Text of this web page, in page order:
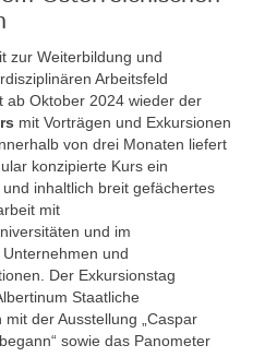
zur Weiterbildung und
Arbeitsfeld
ab Oktober 2024 wieder der
mit Vorträgen und Exkursionen
von drei Monaten liefert
konzipierte Kurs ein
inhaltlich breit gefächertes
mit
und im
und
Der Exkursionstag
Staatliche
der Ausstellung „Caspar
sowie das Panometer